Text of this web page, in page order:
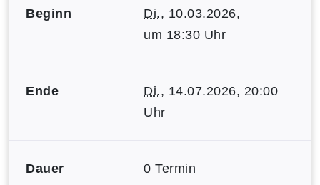
Beginn Di., 10.03.2026,
um 18:30 Uhr
Ende Di., 14.07.2026, 20:00
Uhr
Dauer 0 Termin